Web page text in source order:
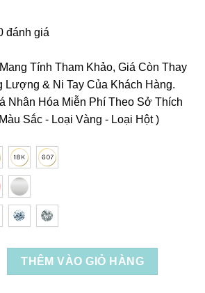
đánh giá
Tính Tham Khảo, Giá Còn Thay
Lượng & Ni Tay Của Khách Hàng.
Nhân Hóa Miễn Phí Theo Sở Thích
Sắc - Loại Vàng - Loại Hột )
THÊM VÀO GIỎ HÀNG